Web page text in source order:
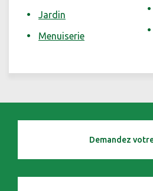
Jardin
Menuiserie
Demandez